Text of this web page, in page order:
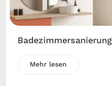
Mehr lesen